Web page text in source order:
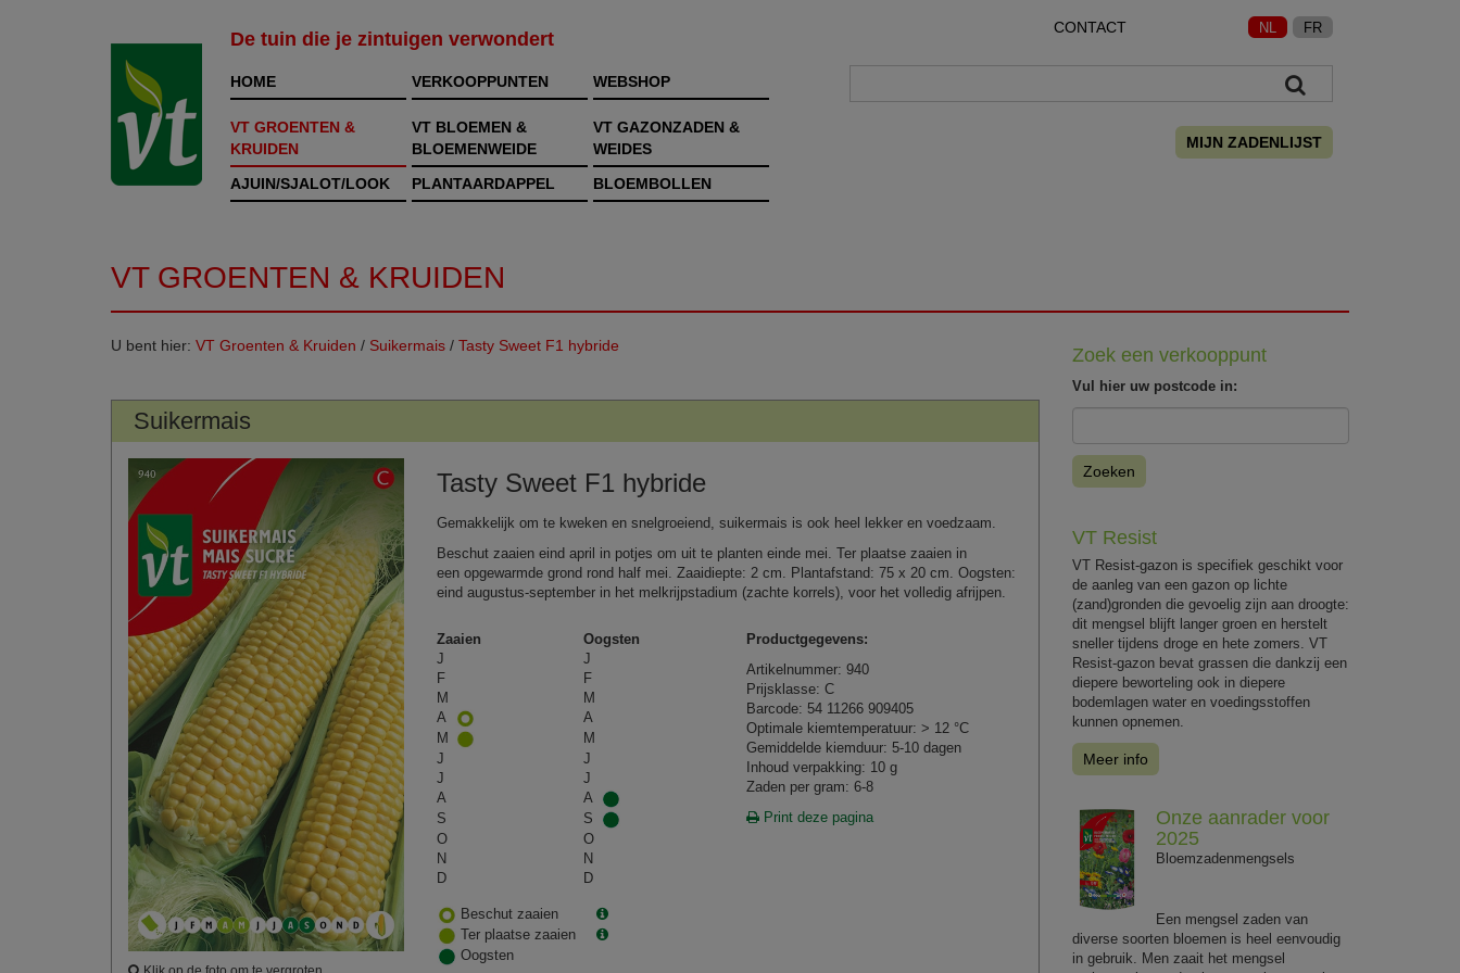
De tuin die je zintuigen verwondert
CONTACT NL FR
HOME VERKOOPPUNTEN WEBSHOP
VT GROENTEN &
KRUIDEN
VT BLOEMEN &
BLOEMENWEIDE
VT GAZONZADEN &
WEIDES
AJUIN/SJALOT/LOOK
PLANTAARDAPPEL BLOEMBOLLEN
MIJN ZADENLIJST
VT GROENTEN & KRUIDEN
U bent hier: VT Groenten & Kruiden / Suikermais / Tasty Sweet F1 hybride
Suikermais
Tasty Sweet F1 hybride
Gemakkelijk om te kweken en snelgroeiend, suikermais is ook heel lekker en voedzaam.
Beschut zaaien eind april in potjes om uit te planten einde mei. Ter plaatse zaaien in
een opgewarmde grond rond half mei. Zaaidiepte: 2 cm. Plantafstand: 75 x 20 cm. Oogsten:
eind augustus-september in het melkrijpstadium (zachte korrels), voor het volledig afrijpen.
Zaaien
Oogsten
J
J
F
F
M
M
A
A
M
M
J
J
J
J
A
A
S
S
O
O
N
N
D
D
Beschut zaaien
Ter plaatse zaaien
Oogsten
Productgegevens:
Artikelnummer: 940
Prijsklasse: C
Barcode: 54 11266 909405
Optimale kiemtemperatuur: > 12 °C
Gemiddelde kiemduur: 5-10 dagen
Inhoud verpakking: 10 g
Zaden per gram: 6-8
Print deze pagina
Zoek een verkooppunt
Vul hier uw postcode in:
Zoeken
VT Resist
VT Resist-gazon is specifiek geschikt voor
de aanleg van een gazon op lichte
(zand)gronden die gevoelig zijn aan droogte:
dit mengsel blijft langer groen en herstelt
sneller tijdens droge en hete zomers. VT
Resist-gazon bevat grassen die dankzij een
diepere beworteling ook in diepere
bodemlagen water en voedingsstoffen
kunnen opnemen.
Meer info
Onze aanrader voor
2025
Bloemzadenmengsels
Een mengsel zaden van
diverse soorten bloemen is heel eenvoudig
in gebruik. Men zaait het mengsel